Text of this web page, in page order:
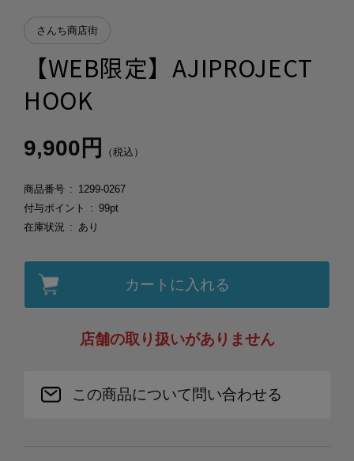
さんち商店街
【WEB限定】AJIPROJECT
HOOK
9,900円 （税込）
商品番号
1299-0267
付与ポイント
99pt
在庫状況
あり
カートに入れる
店舗の取り扱いがありません
この商品について問い合わせる